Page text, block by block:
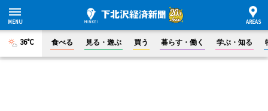
36°C 食べる 見る・遊ぶ 買う 暮らす・働く 学ぶ・知る